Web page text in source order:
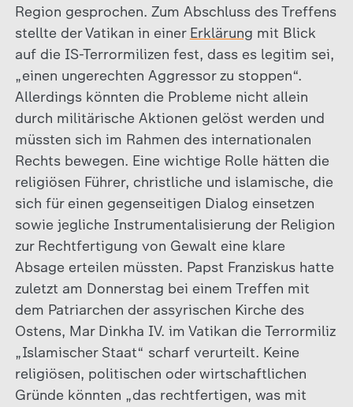
Region gesprochen. Zum Abschluss des Treffens
stellte der Vatikan in einer Erklärung mit Blick
auf die IS-Terrormilizen fest, dass es legitim sei,
„einen ungerechten Aggressor zu stoppen“.
Allerdings könnten die Probleme nicht allein
durch militärische Aktionen gelöst werden und
müssten sich im Rahmen des internationalen
Rechts bewegen. Eine wichtige Rolle hätten die
religiösen Führer, christliche und islamische, die
sich für einen gegenseitigen Dialog einsetzen
sowie jegliche Instrumentalisierung der Religion
zur Rechtfertigung von Gewalt eine klare
Absage erteilen müssten. Papst Franziskus hatte
zuletzt am Donnerstag bei einem Treffen mit
dem Patriarchen der assyrischen Kirche des
Ostens, Mar Dinkha IV. im Vatikan die Terrormiliz
„Islamischer Staat“ scharf verurteilt. Keine
religiösen, politischen oder wirtschaftlichen
Gründe könnten „das rechtfertigen, was mit